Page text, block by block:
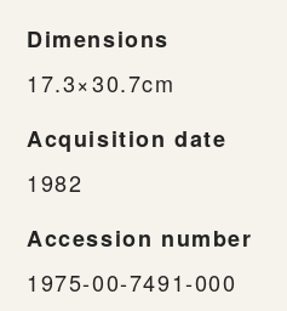
Dimensions
17.3×30.7cm
Acquisition date
1982
Accession number
1975-00-7491-000